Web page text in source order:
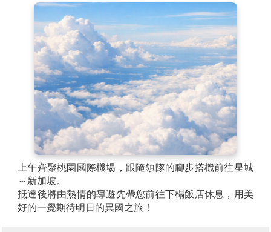
上午齊聚桃園國際機場，跟隨領隊的腳步搭機前往星城
～新加坡。
抵達後將由熱情的導遊先帶您前往下榻飯店休息，用美
好的一覺期待明日的異國之旅！